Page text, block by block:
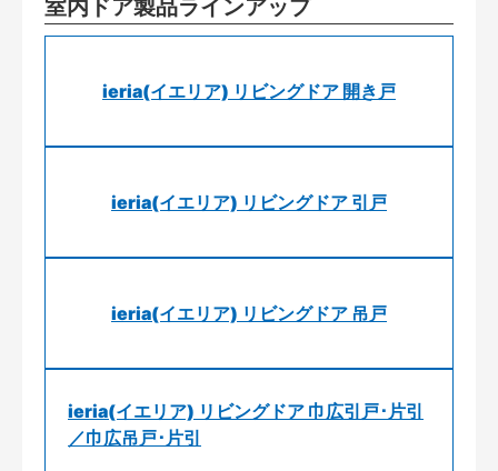
室内ドア製品ラインアップ
ieria(イエリア) リビングドア 開き戸
ieria(イエリア) リビングドア 引戸
ieria(イエリア) リビングドア 吊戸
ieria(イエリア) リビングドア 巾広引戸･片引
／巾広吊戸･片引